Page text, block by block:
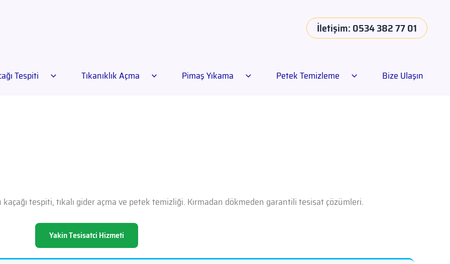
İletişim: 0534 382 77 01
Tespiti Tıkanıklık Açma Pimaş Yıkama Petek Temizleme Bize Ulaşın
tespiti, tıkalı gider açma ve petek temizliği. Kırmadan dökmeden garantili tesisat çözümleri.
Yakin Tesisatci Hizmeti